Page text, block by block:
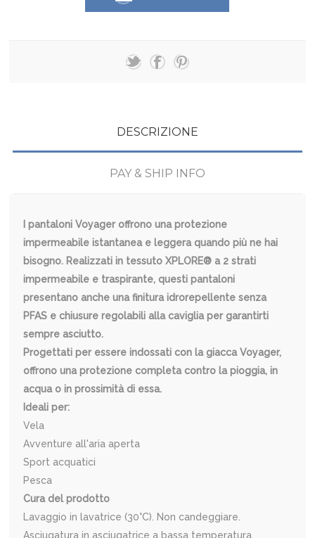
DESCRIZIONE
PAY & SHIP INFO
I pantaloni Voyager offrono una protezione
impermeabile istantanea e leggera quando più ne hai
bisogno. Realizzati in tessuto XPLORE® a 2 strati
impermeabile e traspirante, questi pantaloni
presentano anche una finitura idrorepellente senza
PFAS e chiusure regolabili alla caviglia per garantirti
sempre asciutto.
Progettati per essere indossati con la giacca Voyager,
offrono una protezione completa contro la pioggia, in
acqua o in prossimità di essa.
Ideali per:
Vela
Avventure all'aria aperta
Sport acquatici
Pesca
Cura del prodotto
Lavaggio in lavatrice (30°C). Non candeggiare.
Asciugatura in asciugatrice a bassa temperatura.